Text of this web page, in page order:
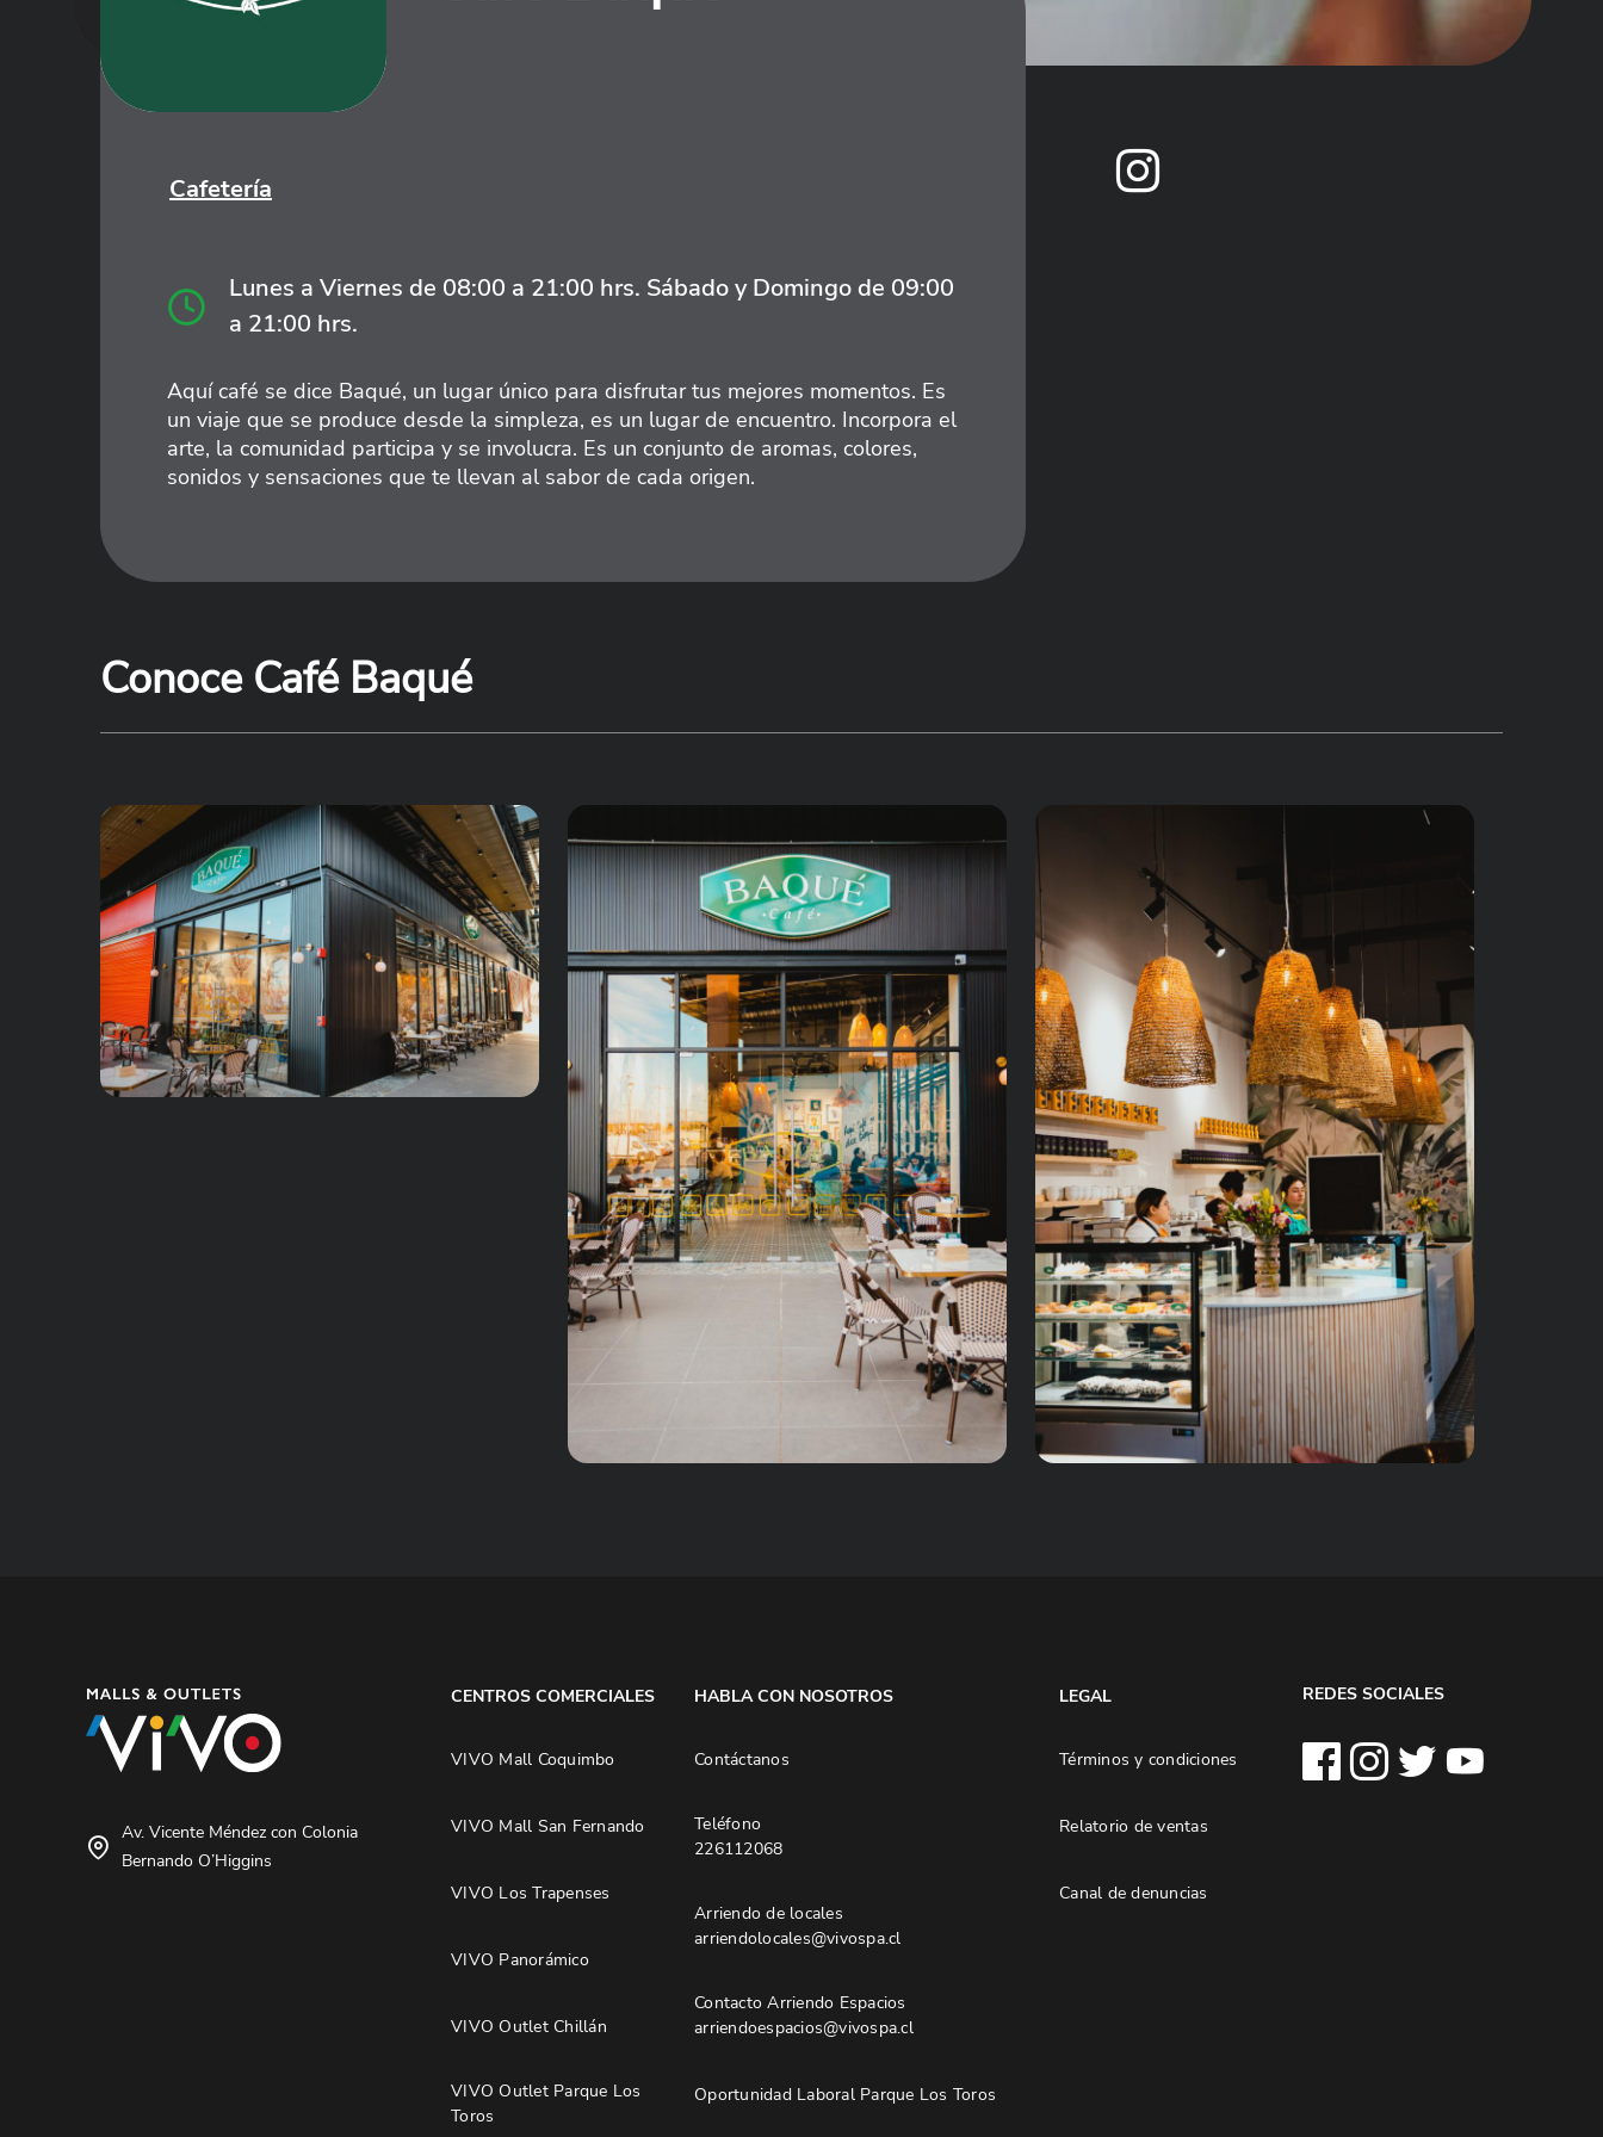
Cafetería
Lunes a Viernes de 08:00 a 21:00 hrs. Sábado y Domingo de 09:00
a 21:00 hrs.
Aquí café se dice Baqué, un lugar único para disfrutar tus mejores momentos. Es
un viaje que se produce desde la simpleza, es un lugar de encuentro. Incorpora el
arte, la comunidad participa y se involucra. Es un conjunto de aromas, colores,
sonidos y sensaciones que te llevan al sabor de cada origen.
Conoce Café Baqué
Av. Vicente Méndez con Colonia
Bernando O’Higgins
CENTROS COMERCIALES
VIVO Mall Coquimbo
VIVO Mall San Fernando
VIVO Los Trapenses
VIVO Panorámico
VIVO Outlet Chillán
VIVO Outlet Parque Los
Toros
HABLA CON NOSOTROS
Contáctanos
Teléfono
226112068
Arriendo de locales
arriendolocales@vivospa.cl
Contacto Arriendo Espacios
arriendoespacios@vivospa.cl
Oportunidad Laboral Parque Los Toros
LEGAL
Términos y condiciones
Relatorio de ventas
Canal de denuncias
REDES SOCIALES